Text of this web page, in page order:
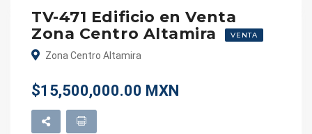
TV-471 Edificio en Venta
Zona Centro Altamira
VENTA
Zona Centro Altamira
$15,500,000.00 MXN